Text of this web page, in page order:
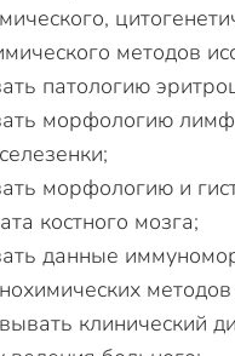
методов
патологию
морфологию
морфологию и
костного мозга;
данные
клинический